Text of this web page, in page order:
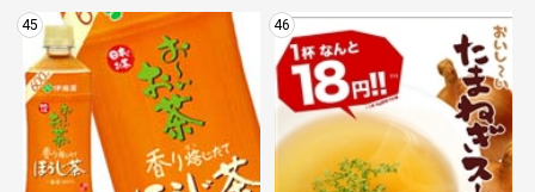
45 46